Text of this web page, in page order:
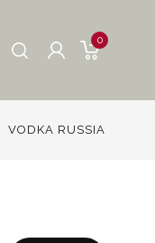
0
VODKA RUSSIA